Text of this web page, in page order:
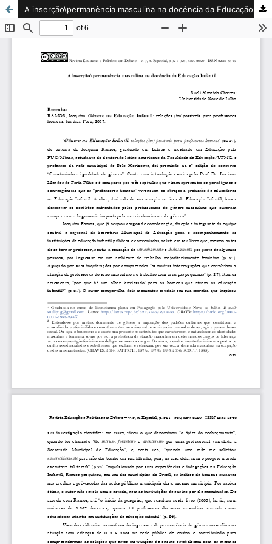
A inserção\permanência masculina na docência da Educação Infantil